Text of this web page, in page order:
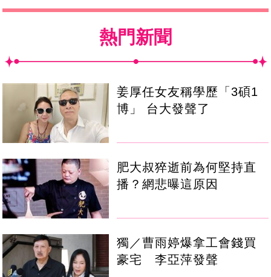
熱門新聞
姜厚任女友稱學歷「3碩1
博」 台大發聲了
肥大叔猝逝前為何堅持直
播？網悲曝這原因
獨／曹雨婷爆拿工會錢買
豪宅 李亞萍發聲